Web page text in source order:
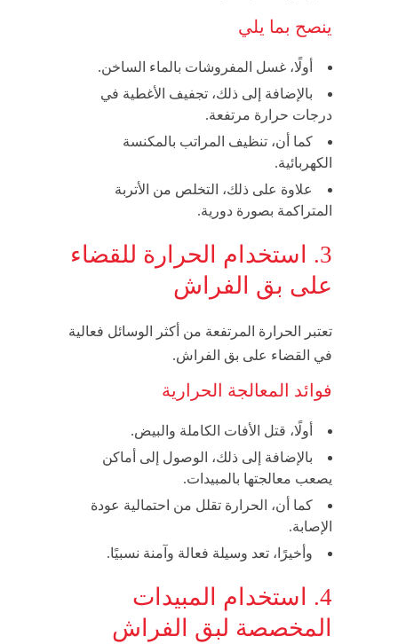
ينصح بما يلي
أولًا، غسل المفروشات بالماء الساخن.
بالإضافة إلى ذلك، تجفيف الأغطية في
درجات حرارة مرتفعة.
كما أن، تنظيف المراتب بالمكنسة
الكهربائية.
علاوة على ذلك، التخلص من الأتربة
المتراكمة بصورة دورية.
3. استخدام الحرارة للقضاء
على بق الفراش
تعتبر الحرارة المرتفعة من أكثر الوسائل فعالية
في القضاء على بق الفراش.
فوائد المعالجة الحرارية
أولًا، قتل الأفات الكاملة والبيض.
بالإضافة إلى ذلك، الوصول إلى أماكن
يصعب معالجتها بالمبيدات.
كما أن، الحرارة تقلل من احتمالية عودة
الإصابة.
وأخيرًا، تعد وسيلة فعالة وآمنة نسبيًا.
4. استخدام المبيدات
المخصصة لبق الفراش